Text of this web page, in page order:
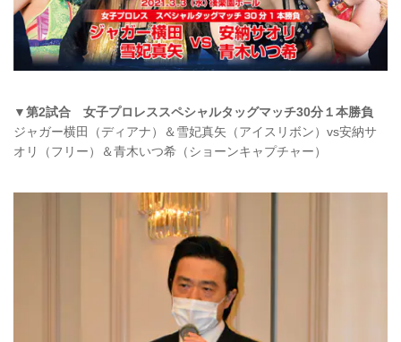
▼第2試合 女子プロレススペシャルタッグマッチ30分１本勝負
ジャガー横田（ディアナ）＆雪妃真矢（アイスリボン）vs安納サ
オリ（フリー）＆青木いつ希（ショーンキャプチャー）